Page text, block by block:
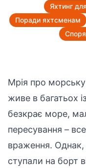
Яхтинг
Поради яхтсменам
Мрія про
живе в багатьох
безкрає море,
пересування –
враження. Однак,
ступали на борт